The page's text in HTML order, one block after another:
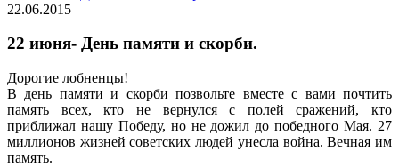
22.06.2015
22 июня- День памяти и скорби.
Дорогие лобненцы!
В день памяти и скорби позвольте вместе с вами почтить
память всех, кто не вернулся с полей сражений, кто
приближал нашу Победу, но не дожил до победного Мая. 27
миллионов жизней советских людей унесла война. Вечная им
память.